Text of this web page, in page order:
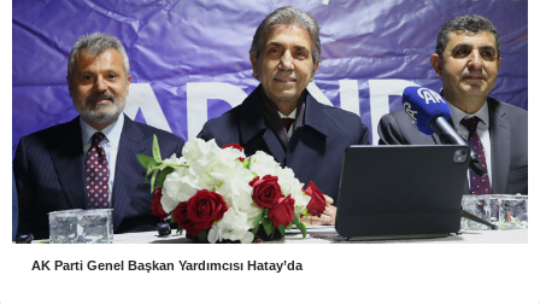
AK Parti Genel Başkan Yardımcısı Hatay’da